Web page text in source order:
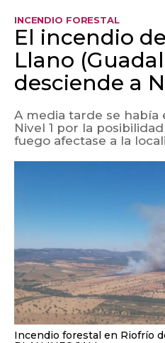
INCENDIO FORESTAL
El incendio
Llano
desciende a
A media tarde se había
Nivel 1 por la
fuego afectase a la
Incendio forestal en Riofrío